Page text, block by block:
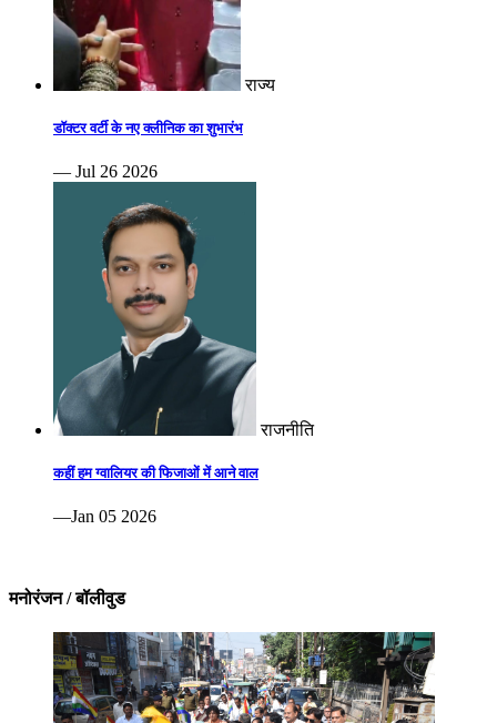
राज्य
डॉक्टर वर्टी के नए क्लीनिक का शुभारंभ
— Jul 26 2026
राजनीति
कहीं हम ग्वालियर की फिजाओं में आने वाल
—Jan 05 2026
मनोरंजन / बॉलीवुड